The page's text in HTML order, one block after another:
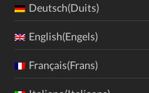
Deutsch(Duits)
English(Engels)
Français(Frans)